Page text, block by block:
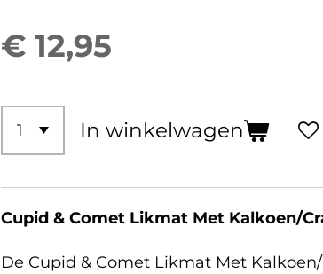
€ 12,95
In winkelwagen
Cupid & Comet Likmat Met Kalkoen/
De Cupid & Comet Likmat Met